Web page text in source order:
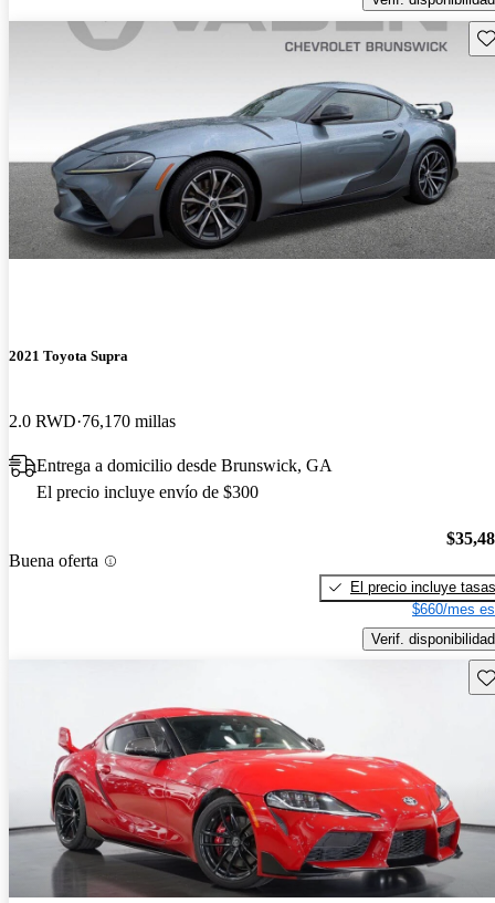
2021 Toyota Supra
2.0 RWD 76,170 millas
Entrega a domicilio desde Brunswick, GA
El precio incluye envío de $300
Buena oferta
El precio incluye tasas
$660/mes
Verif. disponibilidad